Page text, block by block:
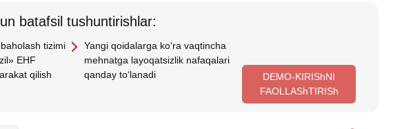
batafsil tushuntirishlar:
tizimi
EHF
qilish
Yangi qoidalarga koʻra vaqtincha
mehnatga layoqatsizlik nafaqalari
qanday toʻlanadi
DEMO-KIRIShNI
FAOLLAShTIRISh